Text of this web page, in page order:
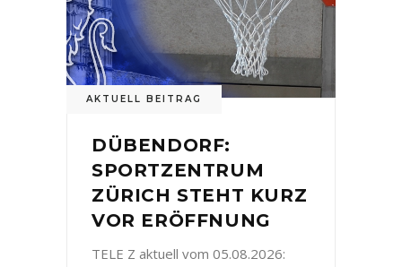
AKTUELL BEITRAG
DÜBENDORF:
SPORTZENTRUM
ZÜRICH STEHT KURZ
VOR ERÖFFNUNG
TELE Z aktuell vom 05.08.2026: